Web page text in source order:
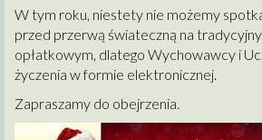
W tym roku, niestety nie możemy
przed przerwą świateczną na
opłatkowym, dlatego Wychowawcy i
życzenia w formie elektronicznej.
Zapraszamy do obejrzenia.